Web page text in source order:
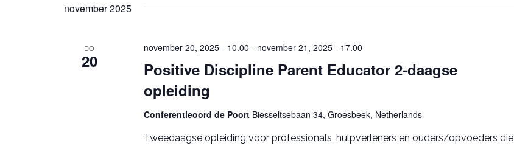
november 2025
DO
20
Positive Discipline Parent Educator 2-daagse
opleiding
november 20, 2025 - 10.00 - november 21, 2025 - 17.00
Conferentieoord de Poort Biesseltsebaan 34, Groesbeek, Netherlands
Tweedaagse opleiding voor professionals, hulpverleners en ouders/opvoeders die